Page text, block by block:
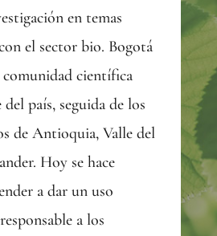
en temas
el sector bio. Bogotá
científica
país, seguida de los
de Antioquia, Valle del
Hoy se hace
a dar un uso
a los